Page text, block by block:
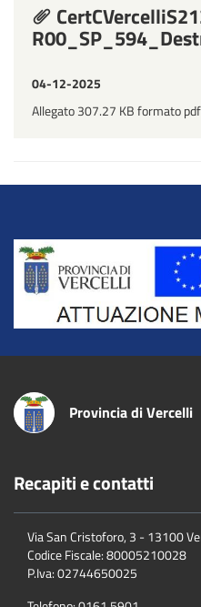
04-12-2025
Allegato 307.27 KB formato pdf
Title
Provincia di Vercelli
Recapiti e contatti
Via San Cristoforo, 3 - 13100
Codice Fiscale:80005210028
P.Iva:02744650025